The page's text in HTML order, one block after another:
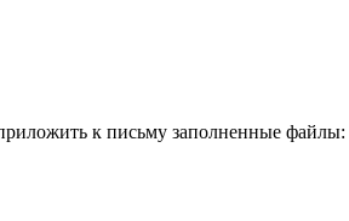
к письму заполненные файлы: